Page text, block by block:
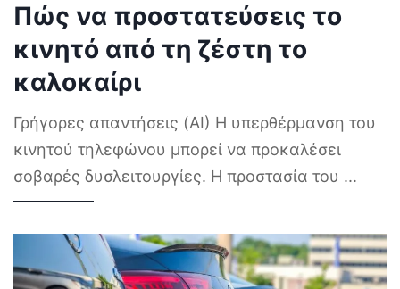
Πώς να προστατεύσεις το
κινητό από τη ζέστη το
καλοκαίρι
Γρήγορες απαντήσεις (AI) Η υπερθέρμανση του
κινητού τηλεφώνου μπορεί να προκαλέσει
σοβαρές δυσλειτουργίες. Η προστασία του ...